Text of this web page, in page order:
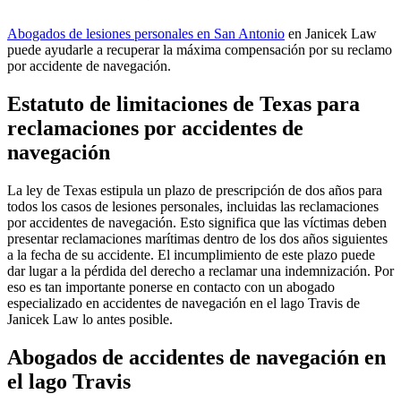
Abogados de lesiones personales en San Antonio en Janicek Law
puede ayudarle a recuperar la máxima compensación por su reclamo
por accidente de navegación.
Estatuto de limitaciones de Texas para
reclamaciones por accidentes de
navegación
La ley de Texas estipula un plazo de prescripción de dos años para
todos los casos de lesiones personales, incluidas las reclamaciones
por accidentes de navegación. Esto significa que las víctimas deben
presentar reclamaciones marítimas dentro de los dos años siguientes
a la fecha de su accidente. El incumplimiento de este plazo puede
dar lugar a la pérdida del derecho a reclamar una indemnización. Por
eso es tan importante ponerse en contacto con un abogado
especializado en accidentes de navegación en el lago Travis de
Janicek Law lo antes posible.
Abogados de accidentes de navegación en
el lago Travis